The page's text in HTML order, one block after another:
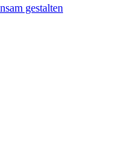
gestalten